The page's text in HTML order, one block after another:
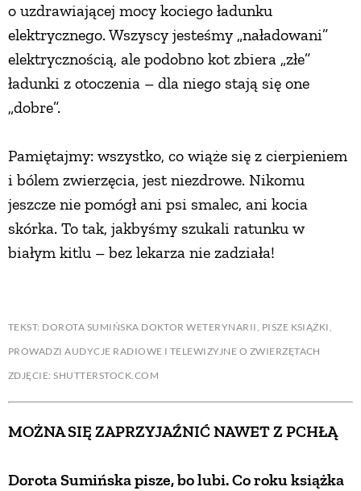
o uzdrawiającej mocy kociego ładunku
elektrycznego. Wszyscy jesteśmy „naładowani”
elektrycznością, ale podobno kot zbiera „złe”
ładunki z otoczenia – dla niego stają się one
„dobre”.
Pamiętajmy: wszystko, co wiąże się z cierpieniem
i bólem zwierzęcia, jest niezdrowe. Nikomu
jeszcze nie pomógł ani psi smalec, ani kocia
skórka. To tak, jakbyśmy szukali ratunku w
białym kitlu – bez lekarza nie zadziała!
TEKST: DOROTA SUMIŃSKA DOKTOR WETERYNARII, PISZE KSIĄŻKI,
PROWADZI AUDYCJE RADIOWE I TELEWIZYJNE O ZWIERZĘTACH
ZDJĘCIE: SHUTTERSTOCK.COM
MOŻNA SIĘ ZAPRZYJAŹNIĆ NAWET Z PCHŁĄ
Dorota Sumińska pisze, bo lubi. Co roku książka